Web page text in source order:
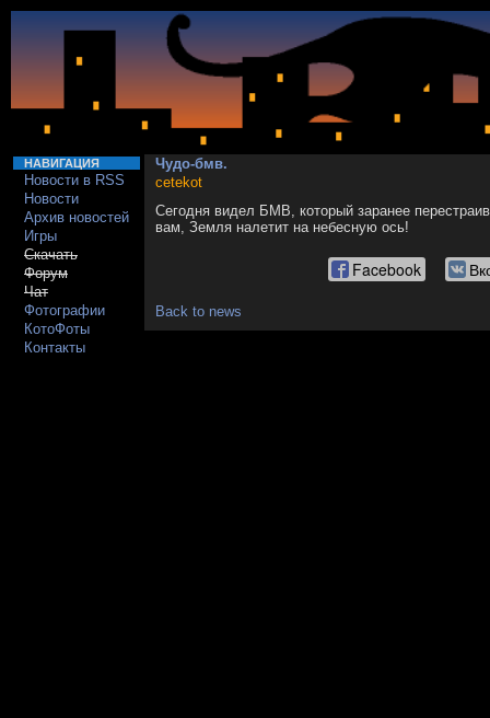
НАВИГАЦИЯ
Новости в RSS
Новости
Архив новостей
Игры
Скачать
Форум
Чат
Фотографии
КотоФоты
Контакты
Чудо-бмв.
cetekot
Сегодня видел БМВ, который заранее
вам, Земля налетит на небесную ось!
Facebook
Back to news